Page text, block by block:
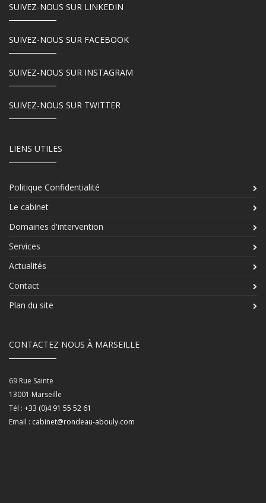
SUIVEZ-NOUS SUR LINKEDIN
SUIVEZ-NOUS SUR FACEBOOK
SUIVEZ-NOUS SUR INSTAGRAM
SUIVEZ-NOUS SUR TWITTER
LIENS UTILES
Politique Confidentialité
Le cabinet
Domaines d'intervention
Services
Actualités
Contact
Plan du site
CONTACTEZ NOUS À MARSEILLE
69 Rue Sainte
13001 Marseille
Tél : +33 (0)4 91 55 52 61
Email : cabinet@rondeau-abouly.com